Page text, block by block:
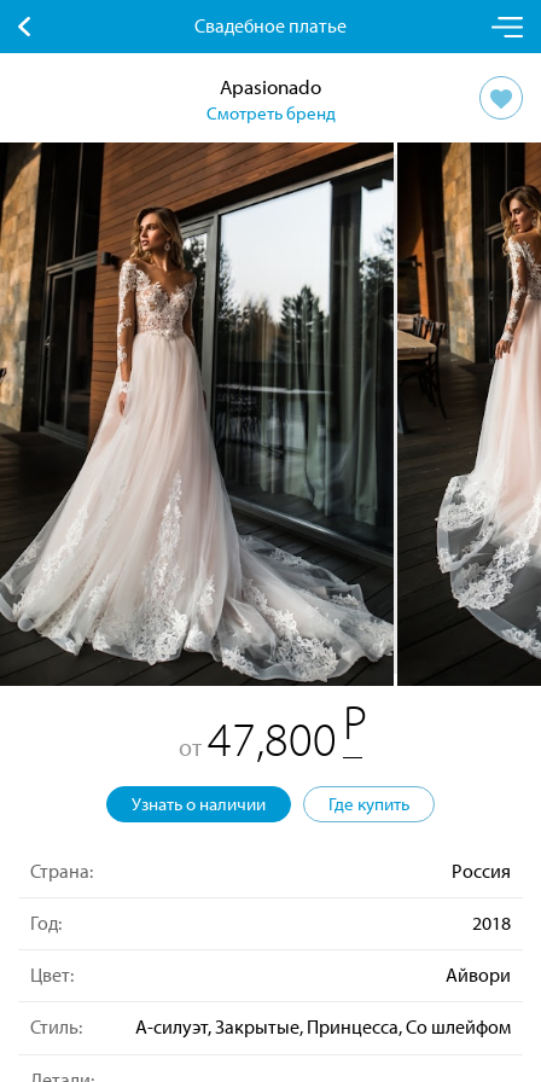
Свадебное платье
Apasionado
Смотреть бренд
от 47,800
Узнать о наличии Где купить
Страна: Россия
Год: 2018
Цвет: Айвори
Стиль: А-силуэт, Закрытые, Принцесса, Со шлейфом